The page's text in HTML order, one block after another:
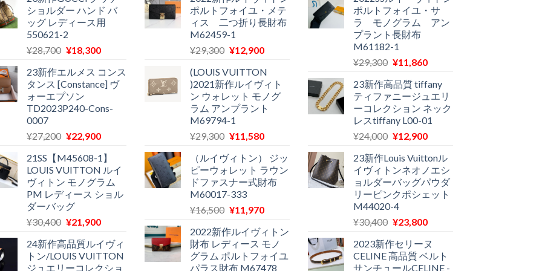
ショルダー ハンド バ
ッグ レディース用
550621-2
¥28,700 元
価
格
は
¥28,700
し
¥18,300現
の
価
は
で
す。
23新作エルメス コンス
タンス [Constance] ヴ
ォーエプソン
TD2023P240-Cons-
0007
¥27,200 元
価
格
は
¥27,200
で
し
た。
¥22,900現
の
価
格
は
で
す。
21SS【M45608-1】
LOUIS VUITTON ルイ
ヴィトン モノグラム
PM レディース ショル
ダーバッグ
¥30,400 元
価
格
¥21,900現
の
価
24新作高品質ルイヴィ
トン/LOUIS VUITTON
ジュエリーコレクショ
ポルトフォイユ・メテ
ィス 二つ折り長財布
M62459-1
¥29,300 元
価
格
は
¥29,300
で
し
た。
¥12,900現
の
価
格
は
で
(LOUIS VUITTON
)2021新作ルイヴィト
ン ウォレット モノグ
ラム アンプラント
M69794-1
¥29,300 元
価
格
は
¥29,300
で
た。
¥11,580現
の
価
格
¥11,580
す。
（ルイヴィトン） ジッ
ピーウォレット ラウン
ドファスナー式財布
M60017-333
¥16,500 元
価
格
は
¥11,970現
の
価
格
2022新作ルイヴィトン
財布 レディース モノ
グラム ポルトフォイユ
パラス財布 M67478
ポルトフォイユ・サ
ラ モノグラム アン
プラント長財布
M61182-1
¥29,300 元
価
格
は
¥29,300
で
た。
¥11,860現
の
価
格
は
¥11,860
す。
23新作高品質 tiffany
ティファニージュエリ
ーコレクション ネック
レスtiffany L00-01
¥24,000 元
価
格
は
¥24,000
で
し
¥12,900現
の
価
格
は
で
23新作Louis Vuittonル
イヴィトンネオノエシ
ョルダーバッグパウダ
リーピンクポシェット
M44020-4
¥30,400 元
価
格
¥23,800現
の
価
2023新作セリーヌ
CELINE 高品質 ベルト
サンチュールCELINE -